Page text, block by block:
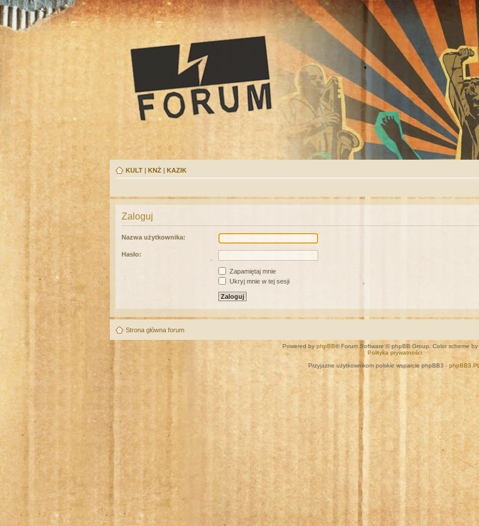
KULT | KNŻ | KAZIK
Zaloguj
Nazwa użytkownika:
Hasło:
Zapamiętaj mnie
Ukryj mnie w tej sesji
Strona główna forum
Powered by phpBB® Forum Software © phpBB Group. Color scheme by
Polityka prywatności
Przyjazne użytkownikom polskie wsparcie phpBB3 - phpBB3.PL